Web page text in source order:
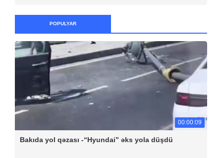
POPULYAR
00:00:09
Bakıda yol qəzası -“Hyundai” əks yola düşdü